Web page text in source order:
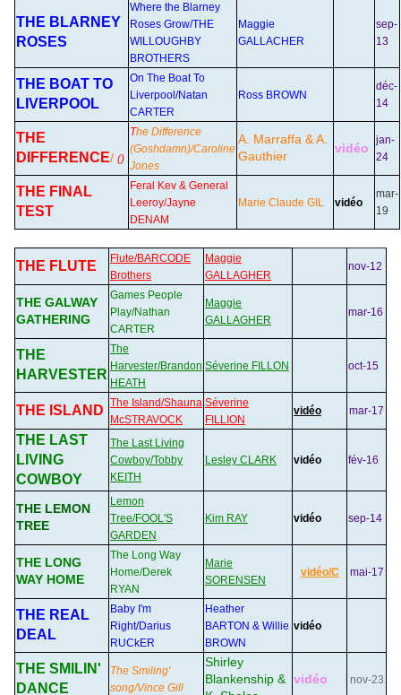
THE BLARNEY
ROSES
Where the Blarney
Roses Grow/THE
WILLOUGHBY
BROTHERS
Maggie
GALLACHER
sep-
13
THE BOAT TO
LIVERPOOL
On The Boat To
Liverpool/Natan
CARTER
Ross BROWN
déc-
14
THE
DIFFERENCE/ ()
The Difference
(Goshdamn)/Caroline
Jones
A. Marraffa & A.
Gauthier
vidéo
jan-
24
THE FINAL
TEST
Feral Kev & General
Leeroy/Jayne
DENAM
Marie Claude GIL vidéo
mar-
19
THE FLUTE
Flute/BARCODE
Brothers
Maggie
GALLAGHER
nov-12
THE GALWAY
GATHERING
Games People
Play/Nathan
CARTER
Maggie
GALLAGHER
mar-16
THE
HARVESTER
The
Harvester/Brandon
HEATH
Séverine FILLON oct-15
THE ISLAND The Island/Shauna
McSTRAVOCK
Séverine
FILLION
vidéo mar-17
THE LAST
LIVING
COWBOY
The Last Living
Cowboy/Tobby
KEITH
Lesley CLARK vidéo fév-16
THE LEMON
TREE
Lemon
Tree/FOOL'S
GARDEN
Kim RAY vidéo sep-14
THE LONG
WAY HOME
The Long Way
Home/Derek
RYAN
Marie
SORENSEN
vidéo/C mai-17
THE REAL
DEAL
Baby I'm
Right/Darius
RUCkER
Heather
BARTON & Willie
BROWN
vidéo
THE SMILIN'
DANCE
The Smiling'
song/Vince Gill
Shirley
Blankenship & vidéo nov-23